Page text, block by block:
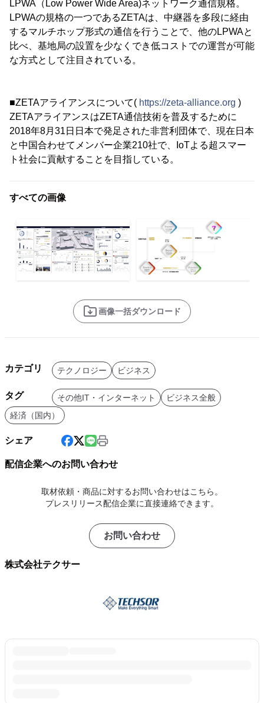
LPWA（Low Power Wide Area)ネットワーク通信規格。
LPWAの規格の一つであるZETAは、中継器を多段に経由
するマルチホップ形式の通信を行うことで、他のLPWAと
比べ、基地局の設置を少なくでき低コストでの運営が可能
な方式として注目されている。
■ZETAアライアンスについて( https://zeta-alliance.org )
ZETAアライアンスはZETA通信技術を普及するために
2018年8月31日日本で発足された非営利団体で、現在日本
と中国合わせてメンバー企業210社で、IoTよる超スマー
ト社会に貢献することを目指している。
すべての画像
画像一括ダウンロード
カテゴリ テクノロジー ビジネス
タグ その他IT・インターネット
ビジネス全般
経済（国内）
シェア
配信企業へのお問い合わせ
取材依頼・商品に対するお問い合わせはこちら。
プレスリリース配信企業に直接連絡できます。
お問い合わせ
株式会社テクサー